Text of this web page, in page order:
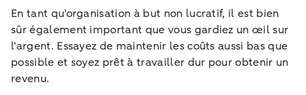
En tant qu'organisation à but non lucratif, il est bien
sûr également important que vous gardiez un œil sur
l'argent. Essayez de maintenir les coûts aussi bas que
possible et soyez prêt à travailler dur pour obtenir un
revenu.